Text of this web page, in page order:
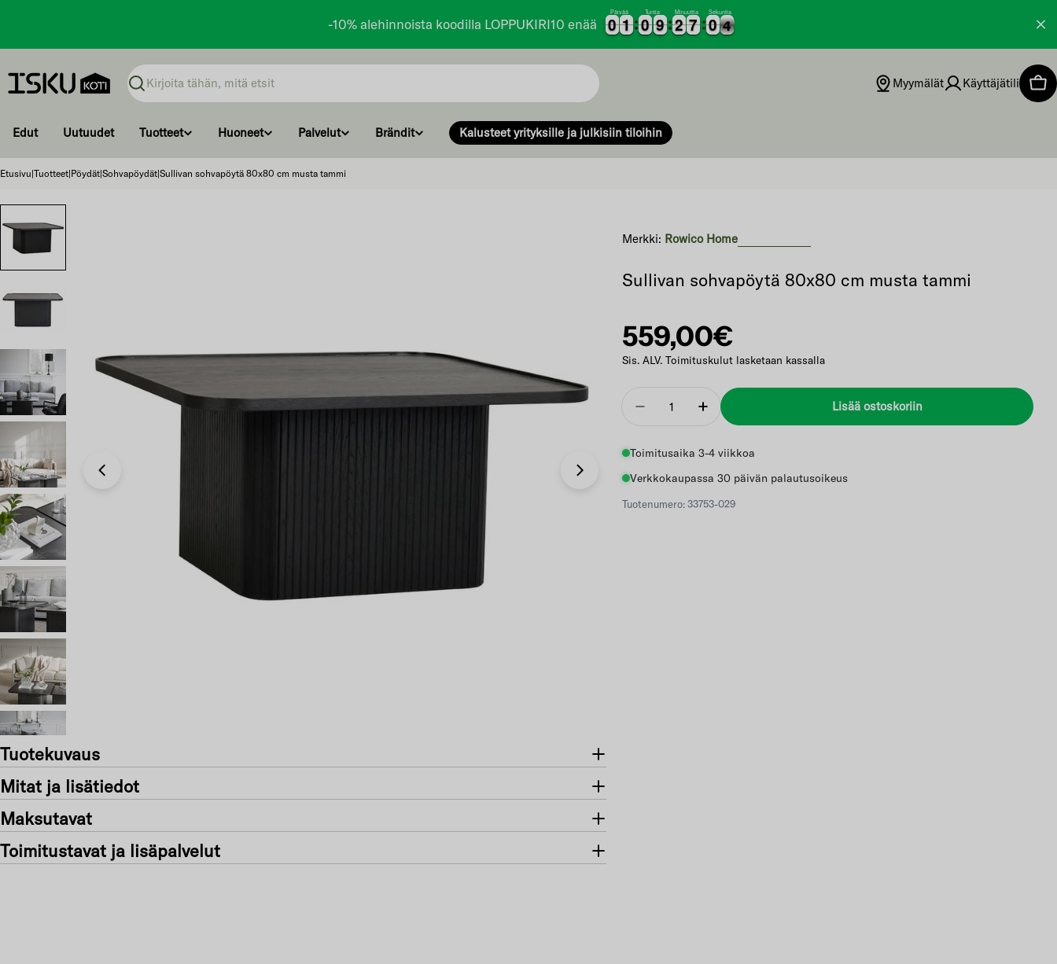
-10% alehinnoista koodilla LOPPUKIRI10 enää 0
0
0
0 1
1
1
1
Päivää
0
0
0
0 9
9
9
9
Tuntia
2
2
2
2 7
7
7
7
Minuuttia
0
0
0
0 3
3
4
Sekuntia
ja
siirry
Haku
Myymälät Käyttäjätili
Edut Uutuudet Tuotteet Huoneet Palvelut Brändit Kalusteet yrityksille ja julkisiin tiloihin
Etusivu|Tuotteet|Pöydät|Sohvapöydät|Sullivan sohvapöytä 80x80 cm musta tammi
Avaa 0 modaali-ikkunassa Avaa 1 modaali-ikkunassa
Tuotekuvaus
Mitat ja lisätiedot
Maksutavat
Toimitustavat ja lisäpalvelut
Merkki: Rowico Home
Sullivan sohvapöytä 80x80 cm musta tammi
Normaalihinta
559,00€
Sis. ALV. Toimituskulut lasketaan kassalla
Vähennä Lisää
Lisää ostoskoriin
Toimitusaika 3-4 viikkoa
Verkkokaupassa 30 päivän palautusoikeus
Tuotenumero: 33753-029